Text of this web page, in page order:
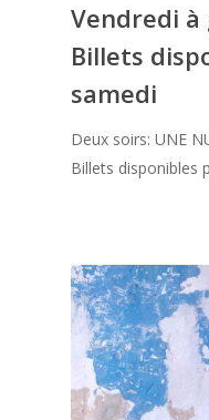
Vendredi
Billets
samedi
Deux soirs: UNE
Billets disponibles